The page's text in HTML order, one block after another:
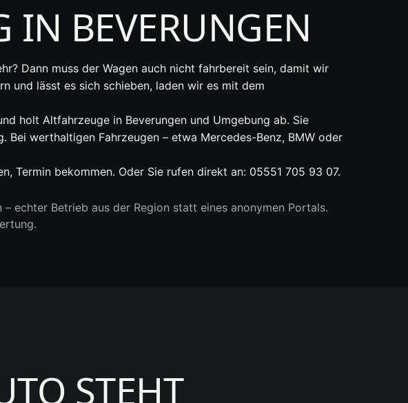
IN BEVERUNGEN
Dann muss der Wagen auch nicht fahrbereit sein, damit wir
und lässt es sich schieben, laden wir es mit dem
holt Altfahrzeuge in Beverungen und Umgebung ab. Sie
Bei werthaltigen Fahrzeugen – etwa Mercedes-Benz, BMW oder
Termin bekommen. Oder Sie rufen direkt an: 05551 705 93 07.
echter Betrieb aus der Region statt eines anonymen Portals.
STEHT